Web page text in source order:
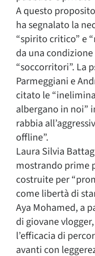
A questo
ha segnalato la
“spirito critico” e
da una
“soccorritori”. La
Parmeggiani e
citato le
albergano in noi”
rabbia
offline”.
Laura Silvia
mostrando prime
costruite per
come libertà di
Aya Mohamed, a
di giovane
l’efficacia di
avanti con